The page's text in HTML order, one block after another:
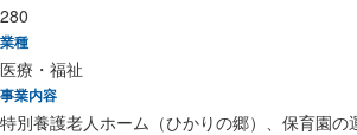
280
業種
医療・福祉
事業内容
特別養護老人ホーム（ひかりの郷）、保育園の